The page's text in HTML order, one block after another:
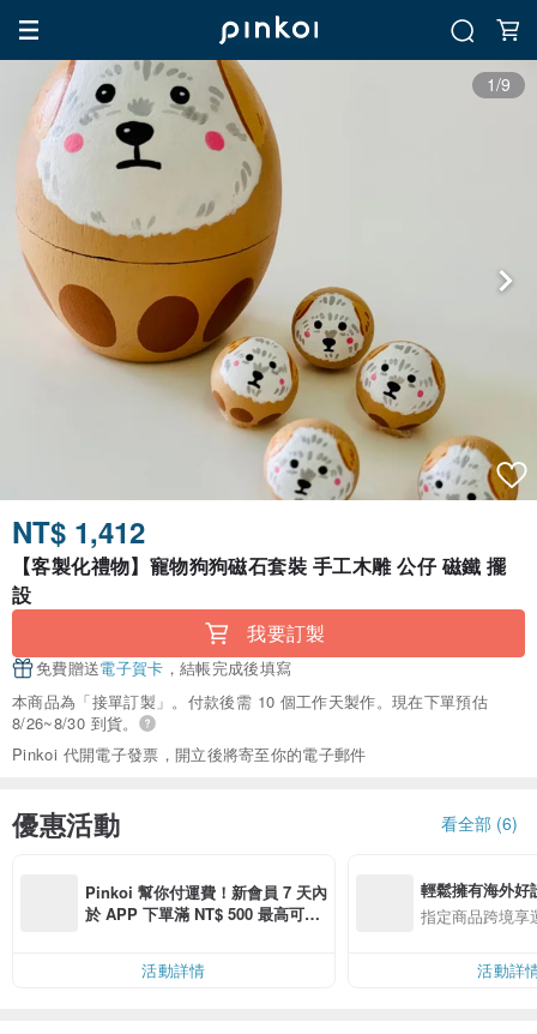
1/9
NT$ 1,412
【客製化禮物】寵物狗狗磁石套裝 手工木雕 公仔 磁鐵 擺
設
我要訂製
免費贈送電子賀卡 ，結帳完成後填寫
本商品為「接單訂製」。付款後需 10 個工作天製作。現在下單預估
8/26~8/30 到貨。
Pinkoi 代開電子發票，開立後將寄至你的電子郵件
優惠活動 看全部 (6)
Pinkoi 幫你付運費！新會員 7 天內
於 APP 下單滿 NT$ 500 最高可折
活動詳情
輕鬆擁有海外好
指定商品跨境享
活動詳